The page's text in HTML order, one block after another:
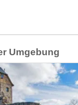
Umgebung